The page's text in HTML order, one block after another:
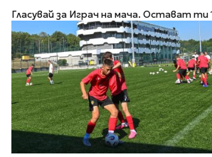
Гласувай за Играч на мача. Остават ти